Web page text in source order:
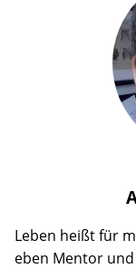
Leben heißt für
eben Mentor